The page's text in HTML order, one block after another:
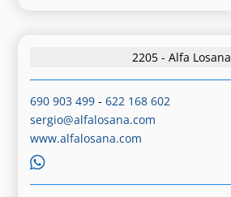
2205 - Alfa Losana
690 903 499 -622 168 602
sergio@alfalosana.com
www.alfalosana.com